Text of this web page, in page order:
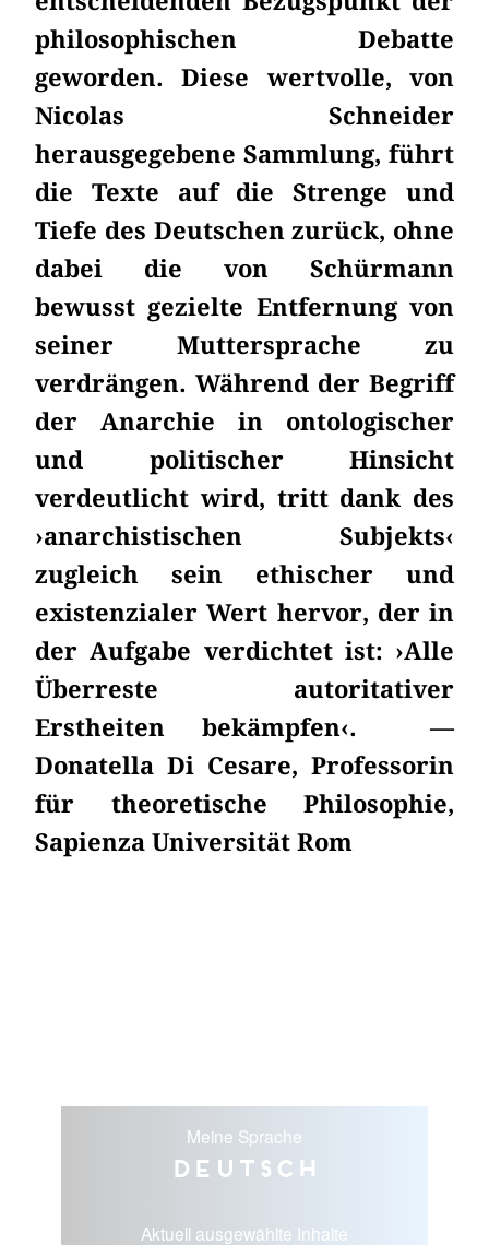
philosophischen Debatte
geworden. Diese wertvolle, von
Nicolas Schneider
herausgegebene Sammlung, führt
die Texte auf die Strenge und
Tiefe des Deutschen zurück, ohne
dabei die von Schürmann
bewusst gezielte Entfernung von
seiner Muttersprache zu
verdrängen. Während der Begriff
der Anarchie in ontologischer
und politischer Hinsicht
verdeutlicht wird, tritt dank des
›anarchistischen Subjekts‹
zugleich sein ethischer und
existenzialer Wert hervor, der in
der Aufgabe verdichtet ist: ›Alle
Überreste autoritativer
Erstheiten bekämpfen‹. —
Donatella Di Cesare, Professorin
für theoretische Philosophie,
Sapienza Universität Rom
Meine Sprache
Deutsch
Aktuell ausgewählte Inhalte